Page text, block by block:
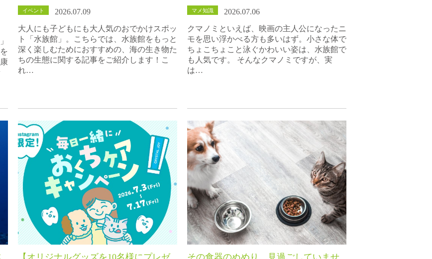
イベント
2026.07.09
大人にも子どもにも大人気のおでかけスポッ
ト「水族館」。こちらでは、水族館をもっと
深く楽しむためにおすすめの、海の生き物た
ちの生態に関する記事をご紹介します！こ
れ…
マメ知識
2026.07.06
クマノミといえば、映画の主人公になったニ
モを思い浮かべる方も多いはず。小さな体で
ちょこちょこと泳ぐかわいい姿は、水族館で
も人気です。 そんなクマノミですが、実
は…
【オリジナルグッズを10名様にプレゼ
その食器のぬめり、見過ごしていませ